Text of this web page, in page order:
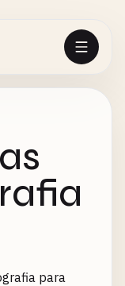
para